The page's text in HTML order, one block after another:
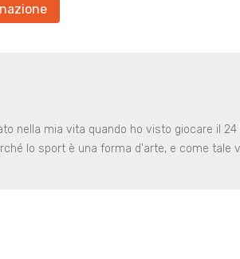
nella mia vita quando ho visto giocare il 24
lo sport è una forma d'arte, e come tale